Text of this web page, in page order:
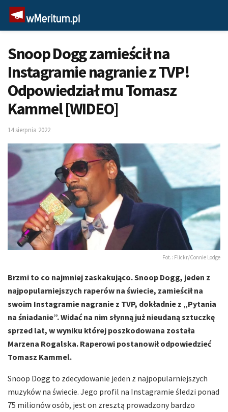
Snoop Dogg zamieścił na
Instagramie nagranie z TVP!
Odpowiedział mu Tomasz
Kammel [WIDEO]
14 sierpnia 2022
Fot.: Flickr/Connie Lodge
Brzmi to co najmniej zaskakująco. Snoop Dogg, jeden z
najpopularniejszych raperów na świecie, zamieścił na
swoim Instagramie nagranie z TVP, dokładnie z „Pytania
na śniadanie”. Widać na nim słynną już nieudaną sztuczkę
sprzed lat, w wyniku której poszkodowana została
Marzena Rogalska. Raperowi postanowił odpowiedzieć
Tomasz Kammel.
Snoop Dogg to zdecydowanie jeden z najpopularniejszych
muzyków na świecie. Jego profil na Instagramie śledzi ponad
75 milionów osób, jest on zresztą prowadzony bardzo